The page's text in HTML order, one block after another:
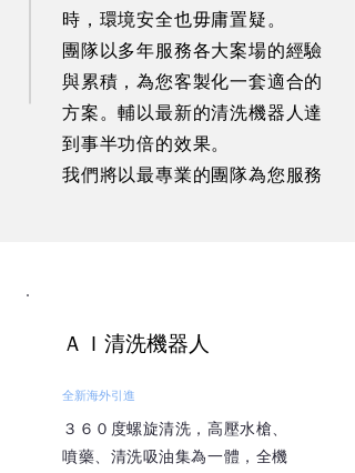
時，環境安全也毋庸置疑。
團隊以多年服務各大案場的經驗
與累積，為您客製化一套適合的
方案。輔以最新的清洗機器人達
到事半功倍的效果。
我們將以最專業的團隊為您服務
​ＡＩ清洗機器人
全新海外引進
３６０度螺旋清洗，高壓水槍、
噴藥、清洗吸油集為一體，全機